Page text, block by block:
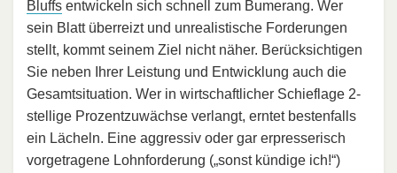
Bluffs entwickeln sich schnell zum Bumerang. Wer
sein Blatt überreizt und unrealistische Forderungen
stellt, kommt seinem Ziel nicht näher. Berücksichtigen
Sie neben Ihrer Leistung und Entwicklung auch die
Gesamtsituation. Wer in wirtschaftlicher Schieflage 2-
stellige Prozentzuwächse verlangt, erntet bestenfalls
ein Lächeln. Eine aggressiv oder gar erpresserisch
vorgetragene Lohnforderung („sonst kündige ich!“)